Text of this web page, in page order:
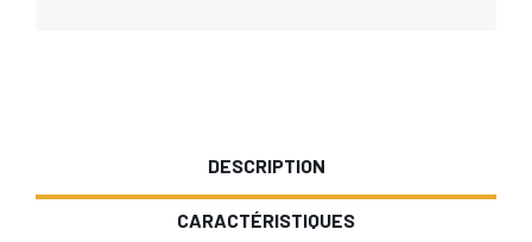
DESCRIPTION
CARACTÉRISTIQUES